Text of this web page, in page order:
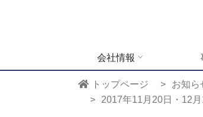
会社情報
トップページ お知ら
2017年11月20日・12